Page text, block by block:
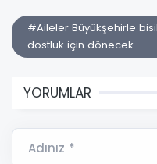
#Aileler Büyükşehirle
dostluk için dönecek
YORUMLAR
Adınız *